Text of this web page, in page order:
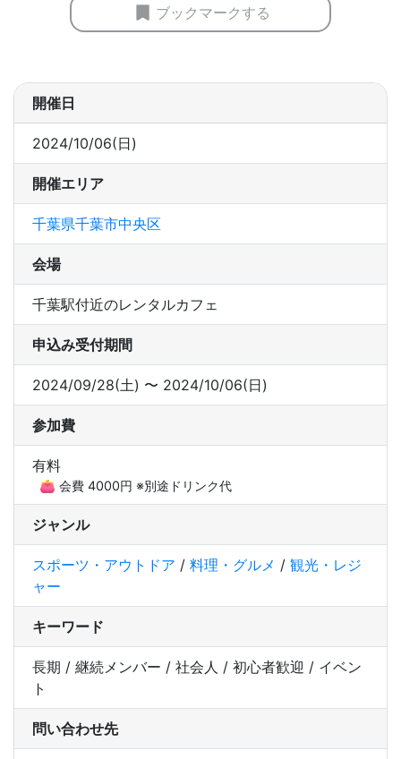
ブックマークする
開催日
2024/10/06(日)
開催エリア
千葉県千葉市中央区
会場
千葉駅付近のレンタルカフェ
申込み受付期間
2024/09/28(土) 〜 2024/10/06(日)
参加費
有料
👛 会費 4000円 ※別途ドリンク代
ジャンル
スポーツ・アウトドア / 料理・グルメ / 観光・レジ
ャー
キーワード
長期 / 継続メンバー / 社会人 / 初心者歓迎 / イベン
ト
問い合わせ先